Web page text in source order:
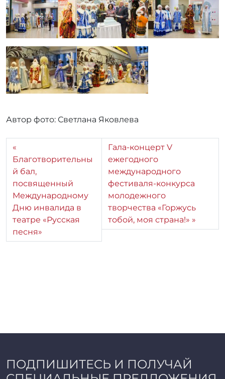
Автор фото: Светлана Яковлева
Благотворительны
й бал,
посвященный
Международному
Дню инвалида в
театре «Русская
песня»
Гала-концерт V
ежегодного
международного
фестиваля-конкурса
молодежного
творчества «Горжусь
тобой, моя страна!»
ПОДПИШИТЕСЬ И ПОЛУЧАЙ